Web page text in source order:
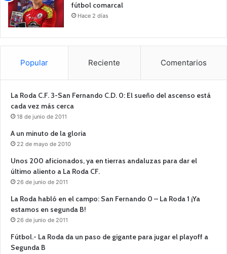
fútbol comarcal
Hace 2 días
Popular Reciente Comentarios
La Roda C.F. 3-San Fernando C.D. 0: El sueño del ascenso está
cada vez más cerca
18 de junio de 2011
A un minuto de la gloria
22 de mayo de 2010
Unos 200 aficionados, ya en tierras andaluzas para dar el
último aliento a La Roda CF.
26 de junio de 2011
La Roda habló en el campo: San Fernando 0 – La Roda 1 ¡Ya
estamos en segunda B!
26 de junio de 2011
Fútbol.- La Roda da un paso de gigante para jugar el playoff a
Segunda B